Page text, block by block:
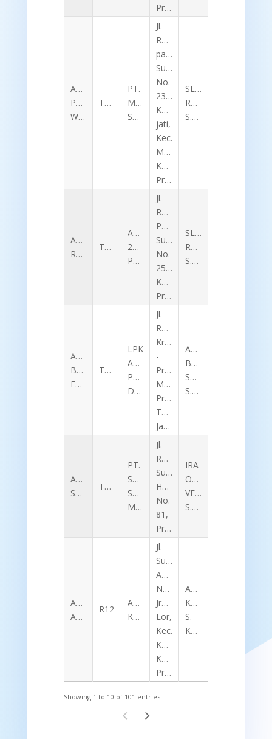
Probolinggo
ADITYA
PUTRA
WINARNO
TK124
PT.
MILA
SEJAHTERA
Jl.
Raya
panglima
Sudirman
No.
237,
Kelurahan
jati,
Kec.
Mayangan,
Kota
Probolinggo
SLAMET
RUSDIANTO,
S.Pd
ADITYA
RAMADHANI
TK157
AUTO
2000
PROBOLINGGO
Jl.
Raya
Panglima
Sudirman
No.
258,
Kota
Probolinggo
SLAMET
RUSDIANTO,
S.Pd
AHMAD
BAGAS
FADOLI
TK156
LPK
ABHINAYA
PARAMARTHIKA
DHARMA
Jl.
Raya
Kranggan
-
Pringsurat,
Medono,Kupen,
Pringsurat,
Temanggung,
JawaTengah
AHMAD
BUDI
SANTUSA,
S.Pd
AHMAT
SULAIMAN
TK153
PT.
SUN
STAR
MOTOR
Jl.
Raya
Sukarno
Hatta
No.
81,
Probolinggo
IRA
OKTA
VERINA,
S.Pd
ALDO
ARFIANDA
R12
AMD
KOMPUTER
Jl.
Sunan
Ampel
No.253,
Jrebeng
Lor,
Kec.
Kedopok,
Kota
Probolinggo
ACH.
KHOZIN,
S.
Kom
Showing 1 to 10 of 101 entries